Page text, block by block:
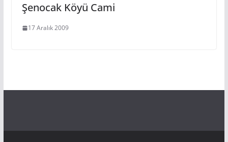
Şenocak Köyü Cami
17 Aralık 2009